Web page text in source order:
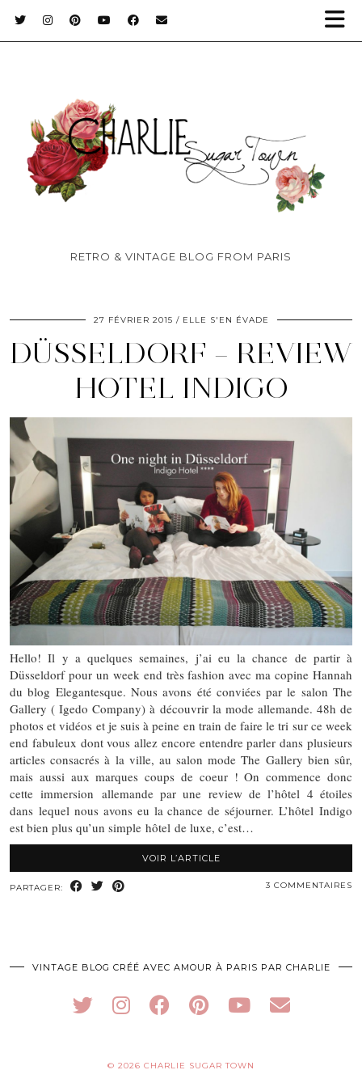
RETRO & VINTAGE BLOG FROM PARIS
27 FÉVRIER 2015 ELLE S'EN ÉVADE
DÜSSELDORF – REVIEW
HOTEL INDIGO
Hello! Il y a quelques semaines, j’ai eu la chance de partir à
Düsseldorf pour un week end très fashion avec ma copine Hannah
du blog Elegantesque. Nous avons été conviées par le salon The
Gallery ( Igedo Company) à découvrir la mode allemande. 48h de
photos et vidéos et je suis à peine en train de faire le tri sur ce week
end fabuleux dont vous allez encore entendre parler dans plusieurs
articles consacrés à la ville, au salon mode The Gallery bien sûr,
mais aussi aux marques coups de coeur ! On commence donc
cette immersion allemande par une review de l’hôtel 4 étoiles
dans lequel nous avons eu la chance de séjourner. L’hôtel Indigo
est bien plus qu’un simple hôtel de luxe, c’est…
VOIR L’ARTICLE
PARTAGER: 3 COMMENTAIRES
VINTAGE BLOG CRÉÉ AVEC AMOUR À PARIS PAR CHARLIE
© 2026 CHARLIE SUGAR TOWN